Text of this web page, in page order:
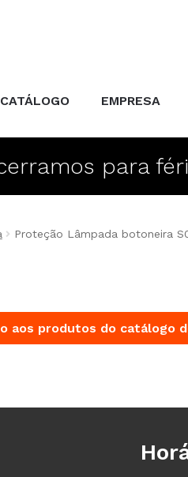
CATÁLOGO EMPRESA
para
Proteção Lâmpada botoneira
aos produtos do catálogo